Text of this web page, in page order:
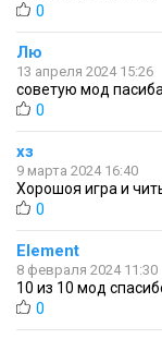
0
Лю
13 апреля 2024 15:26
советую мод
0
хз
9 марта 2024 16:40
Хорошоя игра и
0
Element
8 февраля 2024 11:30
10 из 10 мод
0